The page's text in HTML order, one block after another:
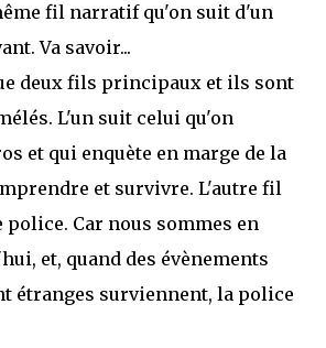
fil narratif qu'on suit d'un
Va savoir...
deux fils principaux et ils sont
L'un suit celui qu'on
et qui enquète en marge de la
et survivre. L'autre fil
police. Car nous sommes en
et, quand des évènements
étranges surviennent, la police